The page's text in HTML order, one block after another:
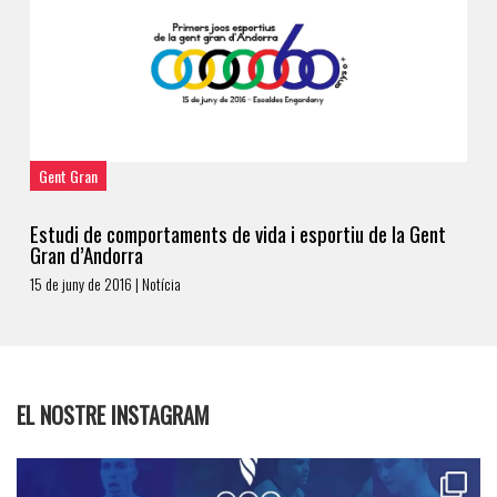
Gent Gran
Estudi de comportaments de vida i esportiu de la Gent
Gran d’Andorra
15 de juny de 2016 | Notícia
EL NOSTRE INSTAGRAM